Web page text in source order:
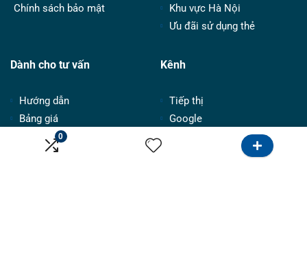
0
Chính sách bảo mật
Khu vực Hà Nội
Ưu đãi sử dụng thẻ
Dành cho tư vấn
Hướng dẫn
Bảng giá
Đăng tin
Hợp tác
Kênh
Tiếp thị
Google
Email marketing
Facebook & Instagram